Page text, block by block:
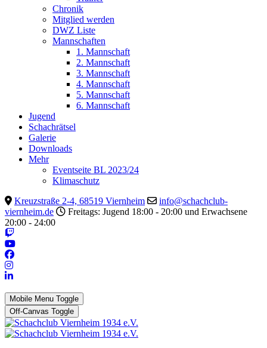
Chronik
Mitglied werden
DWZ Liste
Mannschaften
1. Mannschaft
2. Mannschaft
3. Mannschaft
4. Mannschaft
5. Mannschaft
6. Mannschaft
Jugend
Schachrätsel
Galerie
Downloads
Mehr
Eventseite BL 2023/24
Klimaschutz
Kreuzstraße 2-4, 68519 Viernheim
info@schachclub-
viernheim.de
Freitags: Jugend 18:00 - 20:00 und Erwachsene
20:00 - 24:00
Mobile Menu Toggle
Off-Canvas Toggle